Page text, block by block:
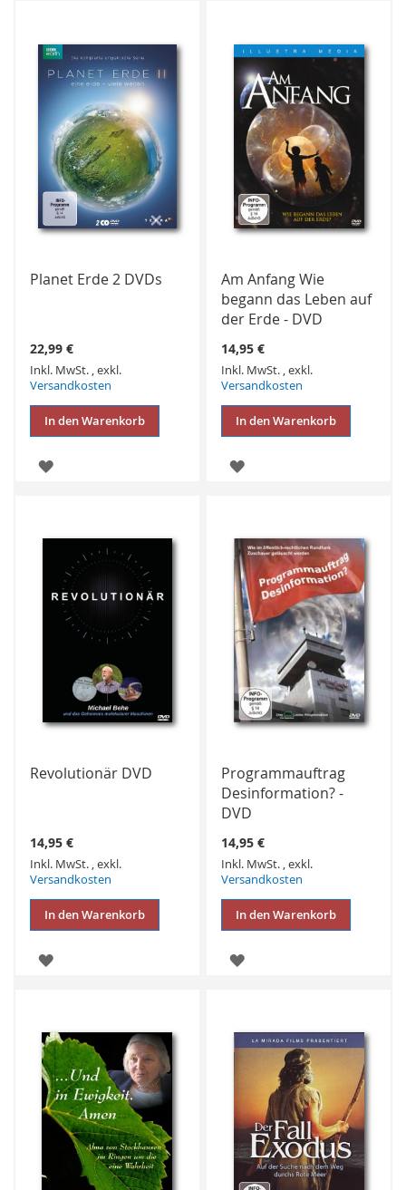
Planet Erde 2 DVDs
22,99 €
Inkl. MwSt. ,exkl.
Versandkosten
In den Warenkorb
ZUR
Am Anfang Wie
begann das Leben auf
der Erde - DVD
14,95 €
Inkl. MwSt. ,exkl.
Versandkosten
In den Warenkorb
ZUR
Revolutionär DVD
14,95 €
Inkl. MwSt. ,exkl.
Versandkosten
In den Warenkorb
ZUR
Programmauftrag
Desinformation? -
DVD
14,95 €
Inkl. MwSt. ,exkl.
Versandkosten
In den Warenkorb
ZUR